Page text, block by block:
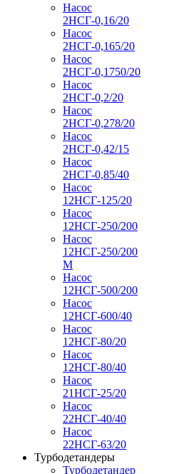
Насос
2НСГ-0,16/20
Насос
2НСГ-0,165/20
Насос
2НСГ-0,1750/20
Насос
2НСГ-0,2/20
Насос
2НСГ-0,278/20
Насос
2НСГ-0,42/15
Насос
2НСГ-0,85/40
Насос
12НСГ-125/20
Насос
12НСГ-250/200
Насос
12НСГ-250/200
М
Насос
12НСГ-500/200
Насос
12НСГ-600/40
Насос
12НСГ-80/20
Насос
12НСГ-80/40
Насос
21НСГ-25/20
Насос
22НСГ-40/40
Насос
22НСГ-63/20
Турбодетандеры
Турбодетандер